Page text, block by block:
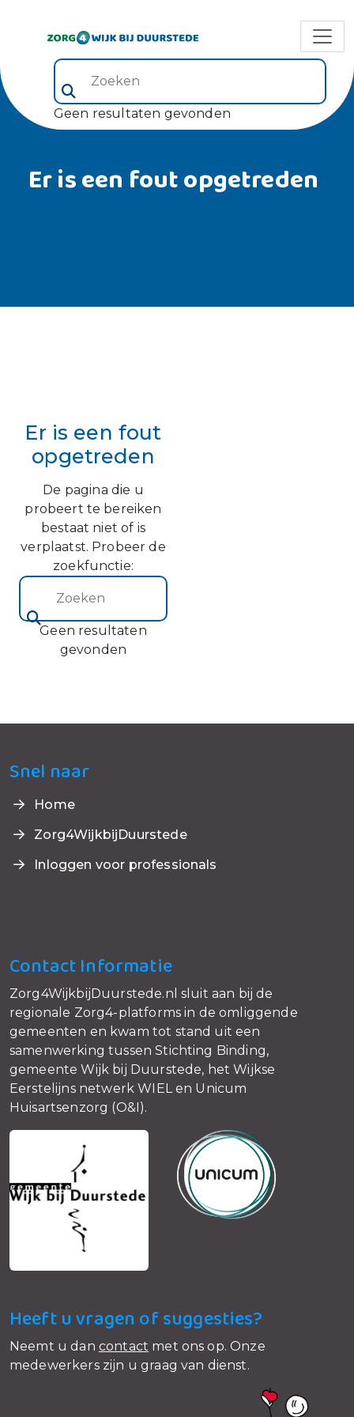
Zoeken (veld 5)
Geen resultaten gevonden
Er is een fout opgetreden
Er is een fout
opgetreden
De pagina die u
probeert te bereiken
bestaat niet of is
verplaatst. Probeer de
zoekfunctie:
Zoeken (2)
Geen resultaten
gevonden
Snel naar
Home
Zorg4WijkbijDuurstede
Inloggen voor professionals
Contact Informatie
Zorg4WijkbijDuurstede.nl sluit aan bij de
regionale Zorg4-platforms in de omliggende
gemeenten en kwam tot stand uit een
samenwerking tussen Stichting Binding,
gemeente Wijk bij Duurstede, het Wijkse
Eerstelijns netwerk WIEL en Unicum
Huisartsenzorg (O&I).
Heeft u vragen of suggesties?
Neemt u dan contact met ons op. Onze
medewerkers zijn u graag van dienst.